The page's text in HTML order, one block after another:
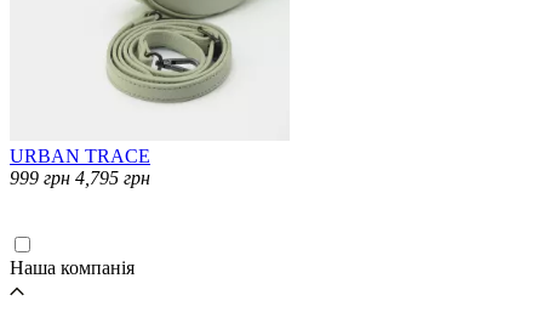
URBAN TRACE
999 грн 4,795 грн
Наша компанія